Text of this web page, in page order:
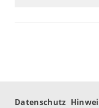
Datenschutz